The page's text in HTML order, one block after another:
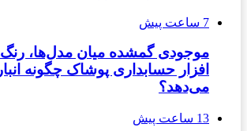
7 ساعت پیش
موجودی گمشده میان مدل‌ها،
افزار حسابداری پوشاک چگونه
می‌دهد؟
13 ساعت پیش